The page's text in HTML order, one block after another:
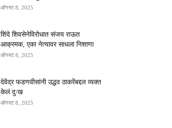
ऑगस्ट 8, 2025
शिंदे शिवसेनेविरोधात संजय राऊत
आक्रमक, एका नेत्यावर साधला निशाणा
ऑगस्ट 8, 2025
देवेंद्र फडणवीसांनी उद्धव ठाकरेंबद्दल व्यक्त
केलं दुःख
ऑगस्ट 8, 2025